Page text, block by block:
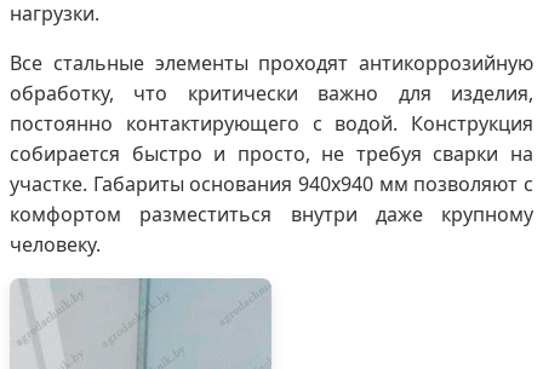
нагрузки.
Все стальные элементы проходят антикоррозийную
обработку, что критически важно для изделия,
постоянно контактирующего с водой. Конструкция
собирается быстро и просто, не требуя сварки на
участке. Габариты основания 940х940 мм позволяют с
комфортом разместиться внутри даже крупному
человеку.